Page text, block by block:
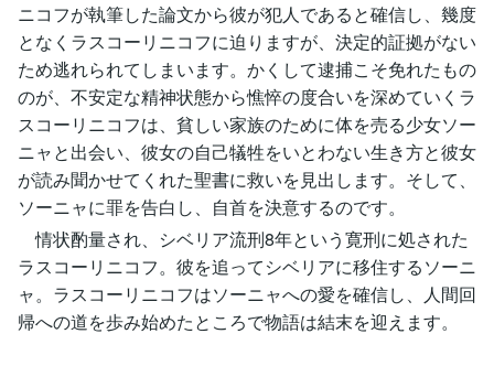
ニコフが執筆した論文から彼が犯人であると確信し、幾度
となくラスコーリニコフに迫りますが、決定的証拠がない
ため逃れられてしまいます。かくして逮捕こそ免れたもの
のが、不安定な精神状態から憔悴の度合いを深めていくラ
スコーリニコフは、貧しい家族のために体を売る少女ソー
ニャと出会い、彼女の自己犠牲をいとわない生き方と彼女
が読み聞かせてくれた聖書に救いを見出します。そして、
ソーニャに罪を告白し、自首を決意するのです。
情状酌量され、シベリア流刑8年という寛刑に処された
ラスコーリニコフ。彼を追ってシベリアに移住するソーニ
ャ。ラスコーリニコフはソーニャへの愛を確信し、人間回
帰への道を歩み始めたところで物語は結末を迎えます。